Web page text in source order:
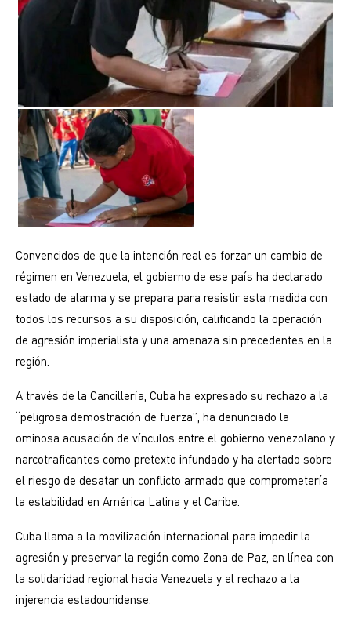
Convencidos de que la intención real es forzar un cambio de
régimen en Venezuela, el gobierno de ese país ha declarado
estado de alarma y se prepara para resistir esta medida con
todos los recursos a su disposición, calificando la operación
de agresión imperialista y una amenaza sin precedentes en la
región.
A través de la Cancillería, Cuba ha expresado su rechazo a la
“peligrosa demostración de fuerza”, ha denunciado la
ominosa acusación de vínculos entre el gobierno venezolano y
narcotraficantes como pretexto infundado y ha alertado sobre
el riesgo de desatar un conflicto armado que comprometería
la estabilidad en América Latina y el Caribe.
Cuba llama a la movilización internacional para impedir la
agresión y preservar la región como Zona de Paz, en línea con
la solidaridad regional hacia Venezuela y el rechazo a la
injerencia estadounidense.